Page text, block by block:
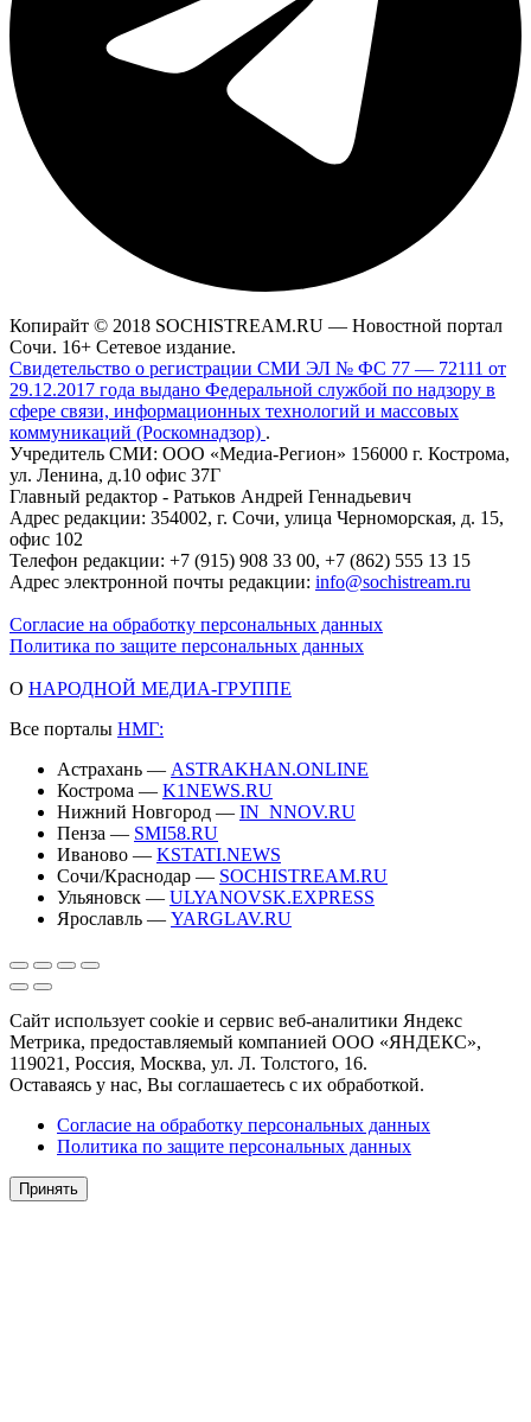
Копирайт © 2018 SOCHISTREAM.RU — Новостной портал
Сочи. 16+ Сетевое издание.
Свидетельство о регистрации СМИ ЭЛ № ФС 77 — 72111 от
29.12.2017 года выдано Федеральной службой по надзору в
сфере связи, информационных технологий и массовых
коммуникаций (Роскомнадзор) .
Учредитель СМИ: ООО «Медиа-Регион» 156000 г. Кострома,
ул. Ленина, д.10 офис 37Г
Главный редактор - Ратьков Андрей Геннадьевич
Адрес редакции: 354002, г. Сочи, улица Черноморская, д. 15,
офис 102
Телефон редакции: +7 (915) 908 33 00, +7 (862) 555 13 15
Адрес электронной почты редакции: info@sochistream.ru
Согласие на обработку персональных данных
Политика по защите персональных данных
О НАРОДНОЙ МЕДИА-ГРУППЕ
Все порталы НМГ:
Астрахань — ASTRAKHAN.ONLINE
Кострома — K1NEWS.RU
Нижний Новгород — IN_NNOV.RU
Пенза — SMI58.RU
Иваново — KSTATI.NEWS
Сочи/Краснодар — SOCHISTREAM.RU
Ульяновск — ULYANOVSK.EXPRESS
Ярославль — YARGLAV.RU
Сайт использует cookie и сервис веб-аналитики Яндекс
Метрика, предоставляемый компанией ООО «ЯНДЕКС»,
119021, Россия, Москва, ул. Л. Толстого, 16.
Оставаясь у нас, Вы соглашаетесь с их обработкой.
Согласие на обработку персональных данных
Политика по защите персональных данных
Принять